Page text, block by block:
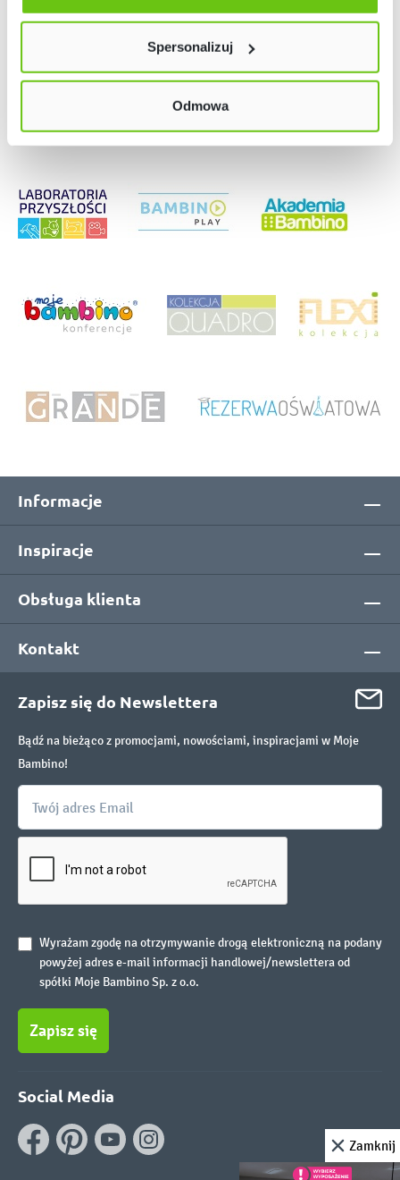
Twój wybór możesz zmienić przez kliknięcie przycisku w
Polityce prywatności
Spersonalizuj
Odmowa
Informacje
Inspiracje
Obsługa klienta
Kontakt
Zapisz się do Newslettera
Bądź na bieżąco z promocjami, nowościami, inspiracjami w Moje
Bambino!
Wyrażam zgodę na otrzymywanie drogą elektroniczną na podany
powyżej adres e-mail informacji handlowej/newslettera od
spółki Moje Bambino Sp. z o.o.
Zapisz się
Social Media
Zamknij